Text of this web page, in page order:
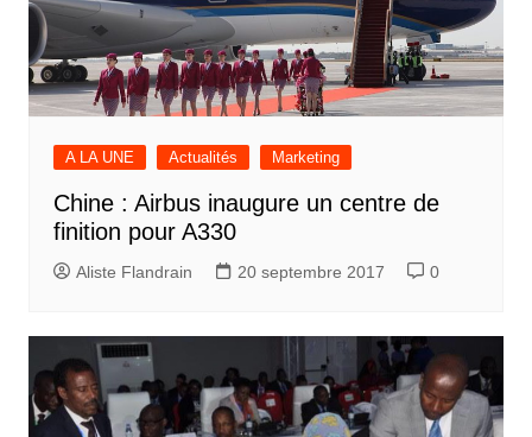
A LA UNE Actualités Marketing
Chine : Airbus inaugure un centre de
finition pour A330
Aliste Flandrain 20 septembre 2017 0